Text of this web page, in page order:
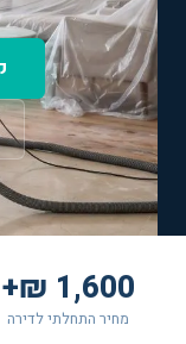
1,600 ₪+
מחיר התחלתי לדירה